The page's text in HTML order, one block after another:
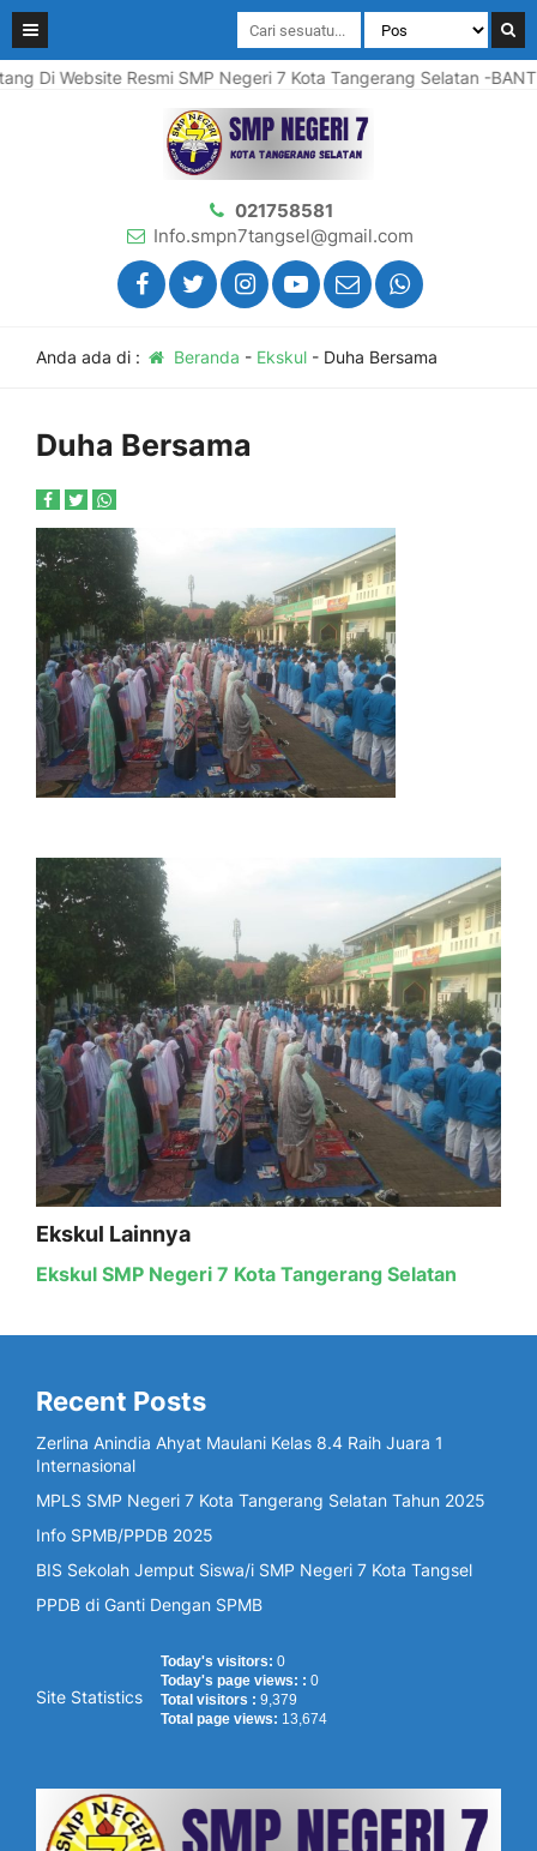
Resmi SMP Negeri 7 Kota Tangerang Selatan -BANTEN
021758581
Info.smpn7tangsel@gmail.com
Anda ada di : Beranda - Ekskul- Duha Bersama
Duha Bersama
Ekskul Lainnya
Ekskul SMP Negeri 7 Kota Tangerang Selatan
Recent Posts
Zerlina Anindia Ahyat Maulani Kelas 8.4 Raih Juara 1
Internasional
MPLS SMP Negeri 7 Kota Tangerang Selatan Tahun 2025
Info SPMB/PPDB 2025
BIS Sekolah Jemput Siswa/i SMP Negeri 7 Kota Tangsel
PPDB di Ganti Dengan SPMB
Site Statistics
Today's visitors: 0
Today's page views: : 0
Total visitors : 9,379
Total page views: 13,674